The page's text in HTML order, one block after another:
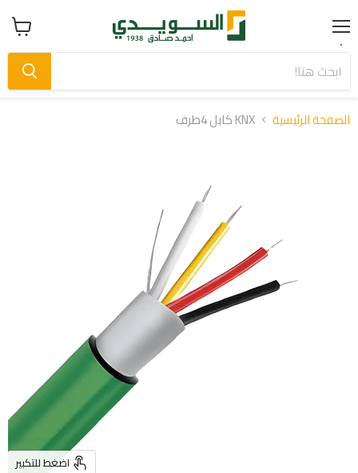
Menu عرض
سلة
الصفحة الرئيسية KNX كابل 4طرف
اضغط للتكبير